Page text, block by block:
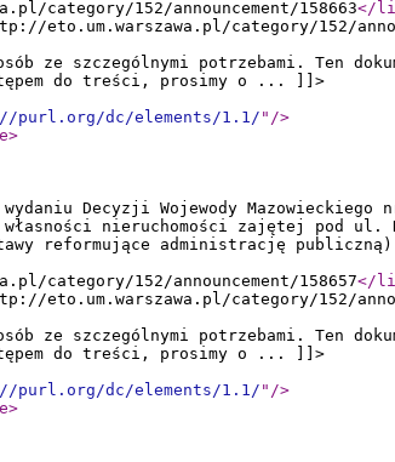
category/152/announcement/158663</
eto.um.warszawa.pl/category/152/
ze szczególnymi potrzebami. Ten
do treści, prosimy o ... ]]>
purl.org/dc/elements/1.1/" />
>
wydaniu Decyzji Wojewody
własności nieruchomości zajętej
reformujące administrację
category/152/announcement/158657</
eto.um.warszawa.pl/category/152/
ze szczególnymi potrzebami. Ten
do treści, prosimy o ... ]]>
purl.org/dc/elements/1.1/" />
>